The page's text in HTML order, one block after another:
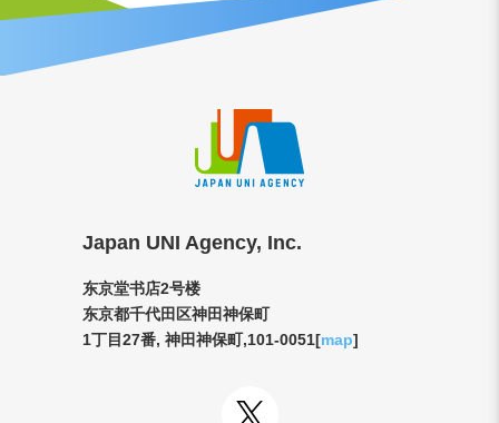
Japan UNI Agency, Inc.
东京堂书店2号楼
东京都千代田区神田神保町
1丁目27番, 神田神保町,101-0051[map]